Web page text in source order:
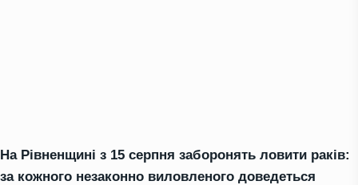
На Рівненщині з 15 серпня заборонять ловити раків:
за кожного незаконно виловленого доведеться